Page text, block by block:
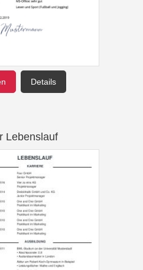
Details
Lebenslauf